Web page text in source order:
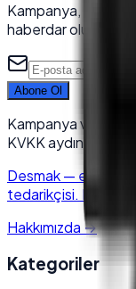
Kampanya, yeni
haberdar olun.
Abone Ol
Kampanya ve yeni
KVKK aydınlatma
Desmak—
tedarikçisi.
Hakkımızda →
Kategoriler